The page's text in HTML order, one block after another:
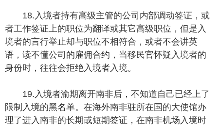
18.入境者持有高级主管的公司内部调动签证，或
者工作签证上的职位为翻译或其它高级职位，但是入
境者的言行举止却与职位不相符合，或者不会讲英
语，读不懂公司的雇佣合约，当移民官怀疑入境者的
身份时，往往会拒绝入境者入境。
19.入境者渝期离开南非后，不知道自己已经上了
限制入境的黑名单。在海外南非驻所在国的大使馆办
理了进入南非的长期或短期签证，在南非机场入境时